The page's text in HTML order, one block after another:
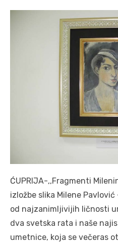
ĆUPRIJA-,,Fragmenti
izložbe slika Milene
od najzanimljivijih ličnosti
dva svetska rata i naše
umetnice, koja se večeras